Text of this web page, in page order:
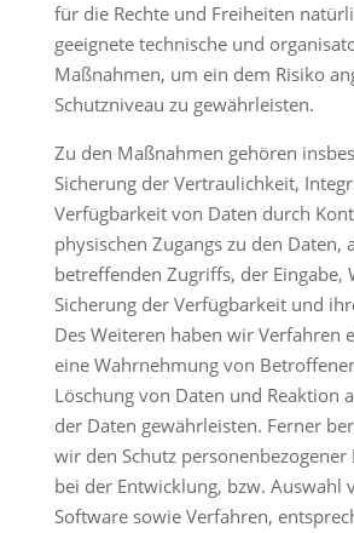
für die Rechte und Freiheiten
geeignete technische und
Maßnahmen, um ein dem Risiko
Schutzniveau zu gewährleisten.
Zu den Maßnahmen gehören
Sicherung der Vertraulichkeit,
Verfügbarkeit von Daten durch
physischen Zugangs zu den Daten,
betreffenden Zugriffs, der Eingabe,
Sicherung der Verfügbarkeit und
Des Weiteren haben wir Verfahren
eine Wahrnehmung von
Löschung von Daten und Reaktion
der Daten gewährleisten. Ferner
wir den Schutz personenbezogener
bei der Entwicklung, bzw. Auswahl
Software sowie Verfahren,